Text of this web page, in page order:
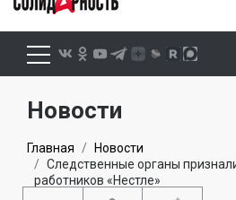
Новости
Главная
Новости
Следственные органы
работников «Нестле»